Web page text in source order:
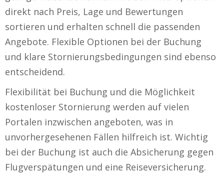
direkt nach Preis, Lage und Bewertungen
sortieren und erhalten schnell die passenden
Angebote. Flexible Optionen bei der Buchung
und klare Stornierungsbedingungen sind ebenso
entscheidend.
Flexibilität bei Buchung und die Möglichkeit
kostenloser Stornierung werden auf vielen
Portalen inzwischen angeboten, was in
unvorhergesehenen Fällen hilfreich ist. Wichtig
bei der Buchung ist auch die Absicherung gegen
Flugverspätungen und eine Reiseversicherung.